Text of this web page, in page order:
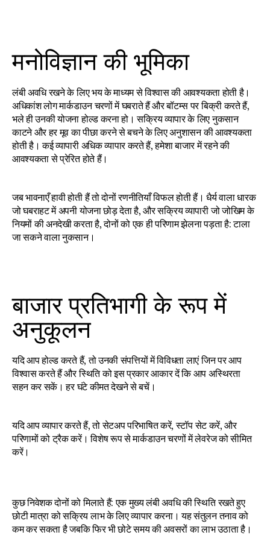
मनोविज्ञान की भूमिका
लंबी अवधि रखने के लिए भय के माध्यम से विश्वास की आवश्यकता होती है।
अधिकांश लोग मार्कडाउन चरणों में घबराते हैं और बॉटम्स पर बिक्री करते हैं,
भले ही उनकी योजना होल्ड करना हो। सक्रिय व्यापार के लिए नुकसान
काटने और हर मूव का पीछा करने से बचने के लिए अनुशासन की आवश्यकता
होती है। कई व्यापारी अधिक व्यापार करते हैं, हमेशा बाजार में रहने की
आवश्यकता से प्रेरित होते हैं।
जब भावनाएँ हावी होती हैं तो दोनों रणनीतियाँ विफल होती हैं। धैर्य वाला धारक
जो घबराहट में अपनी योजना छोड़ देता है, और सक्रिय व्यापारी जो जोखिम के
नियमों की अनदेखी करता है, दोनों को एक ही परिणाम झेलना पड़ता है: टाला
जा सकने वाला नुकसान।
बाजार प्रतिभागी के रूप में
अनुकूलन
यदि आप होल्ड करते हैं, तो उनकी संपत्तियों में विविधता लाएं जिन पर आप
विश्वास करते हैं और स्थिति को इस प्रकार आकार दें कि आप अस्थिरता
सहन कर सकें। हर घंटे कीमत देखने से बचें।
यदि आप व्यापार करते हैं, तो सेटअप परिभाषित करें, स्टॉप सेट करें, और
परिणामों को ट्रैक करें। विशेष रूप से मार्कडाउन चरणों में लेवरेज को सीमित
करें।
कुछ निवेशक दोनों को मिलाते हैं: एक मुख्य लंबी अवधि की स्थिति रखते हुए
छोटी मात्रा को सक्रिय लाभ के लिए व्यापार करना। यह संतुलन तनाव को
कम कर सकता है जबकि फिर भी छोटे समय की अवसरों का लाभ उठाता है।